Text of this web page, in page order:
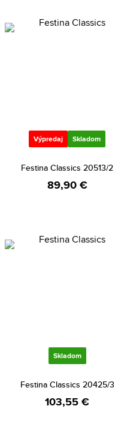
Výpredaj Skladom
Festina Classics 20513/2
89,90 €
Skladom
Festina Classics 20425/3
103,55 €